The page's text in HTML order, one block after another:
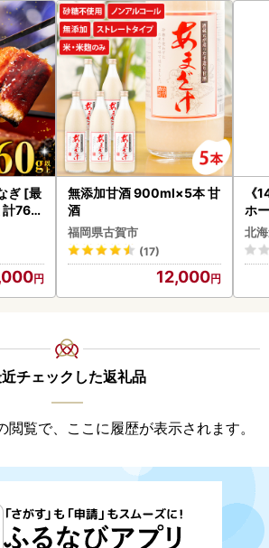
ぎ [最
計760
無添加甘酒 900ml×5本 甘
酒
福岡県古賀市
(17)
12,000
《
ホ
( 飲
ク
贈
い
北
チェックした返礼品
閲覧で、ここに履歴が表示されます。